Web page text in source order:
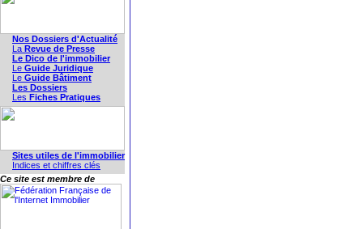
Nos Dossiers d'Actualité
La Revue de Presse
Le Dico de l'immobilier
Le Guide Juridique
Le Guide Bâtiment
Les Dossiers
Les Fiches Pratiques
Sites utiles de l'immobilier
Indices et chiffres clés
Ce site est membre de